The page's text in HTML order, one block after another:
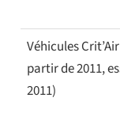
Véhicules
partir de 2011,
2011)